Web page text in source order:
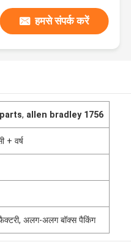
हमसे संपर्क करें
, allen bradley 1756
+ वर्ष
अलग-अलग बॉक्स पैकिंग